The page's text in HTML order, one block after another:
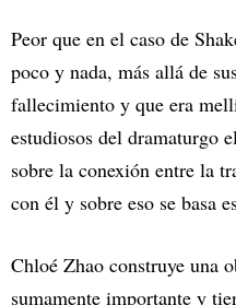
Peor que en el caso de
poco y nada, más allá de
fallecimiento y que era
estudiosos del dramaturgo
sobre la conexión entre la
con él y sobre eso se basa
Chloé Zhao construye una
sumamente importante y